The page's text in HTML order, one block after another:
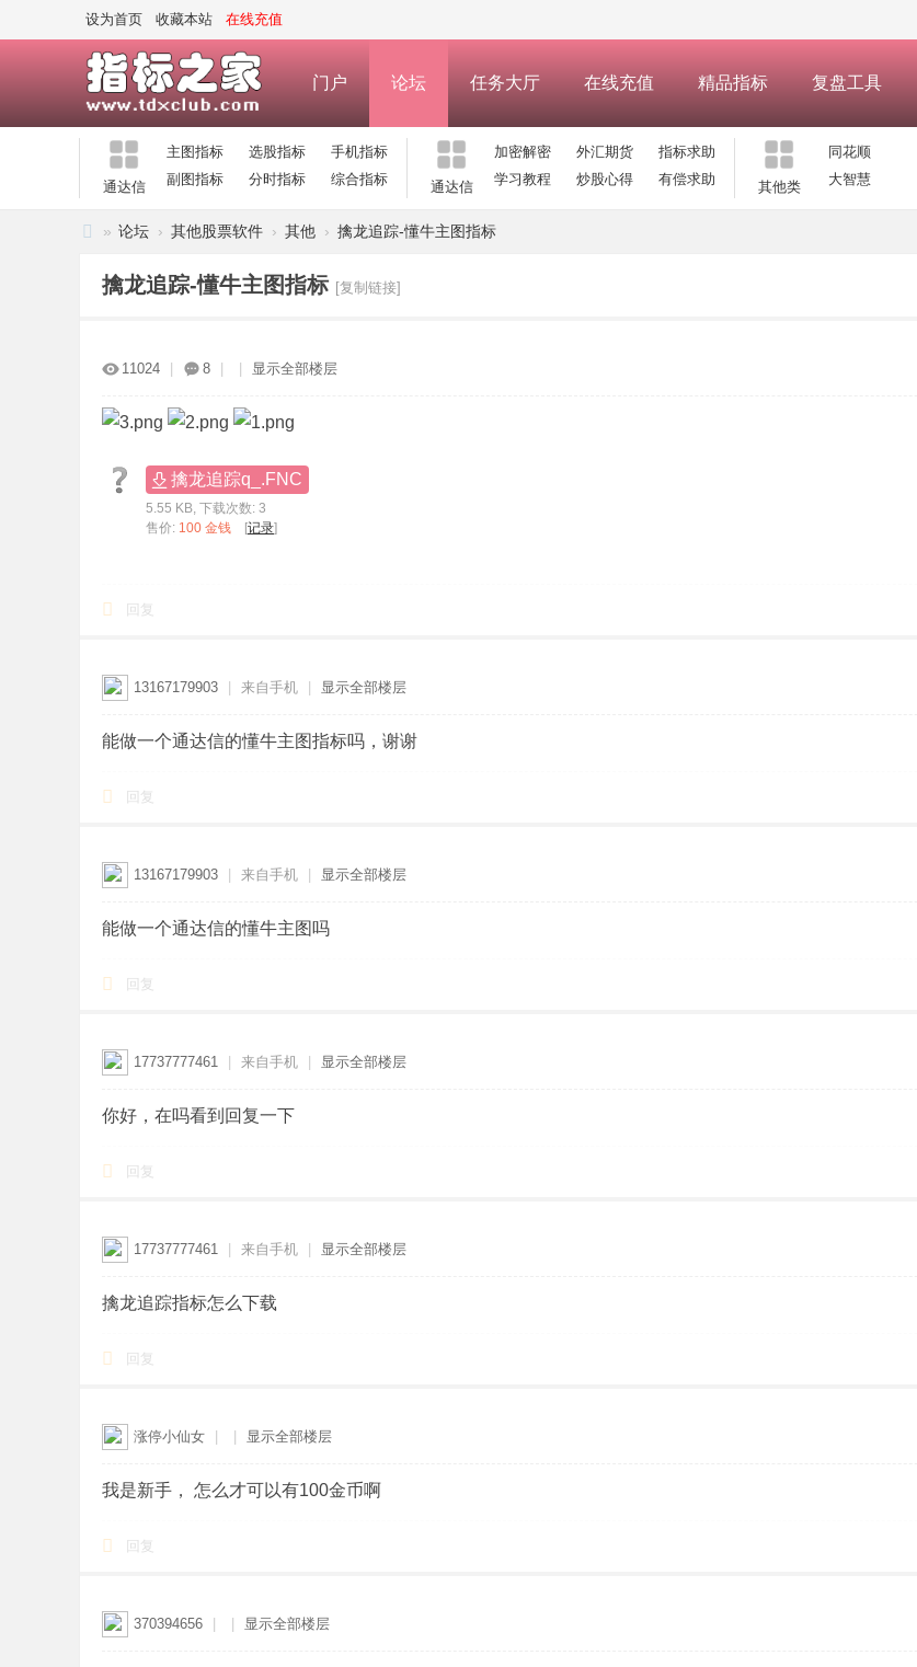
设为首页 收藏本站 在线充值
门户 论坛 任务大厅 在线充值 精品指标 复盘工具
通达信
主图指标 选股指标
手机指标
副图指标
分时指标 综合指标 通达信
加密解密 外汇期货
指标求助
学习教程
炒股心得 有偿求助 其他类
同花顺
大智慧
» 论坛 › 其他股票软件 › 其他 › 擒龙追踪-懂牛主图指标
擒龙追踪-懂牛主图指标 [复制链接]
11024 8 显示全部楼层
擒龙追踪q_.FNC
5.55 KB, 下载次数: 3
售价: 100 金钱 [记录]
回复
13167179903 来自手机 显示全部楼层
能做一个通达信的懂牛主图指标吗，谢谢
回复
13167179903 来自手机 显示全部楼层
能做一个通达信的懂牛主图吗
回复
17737777461 来自手机 显示全部楼层
你好，在吗看到回复一下
回复
17737777461 来自手机 显示全部楼层
擒龙追踪指标怎么下载
回复
涨停小仙女 显示全部楼层
我是新手， 怎么才可以有100金币啊
回复
370394656 显示全部楼层